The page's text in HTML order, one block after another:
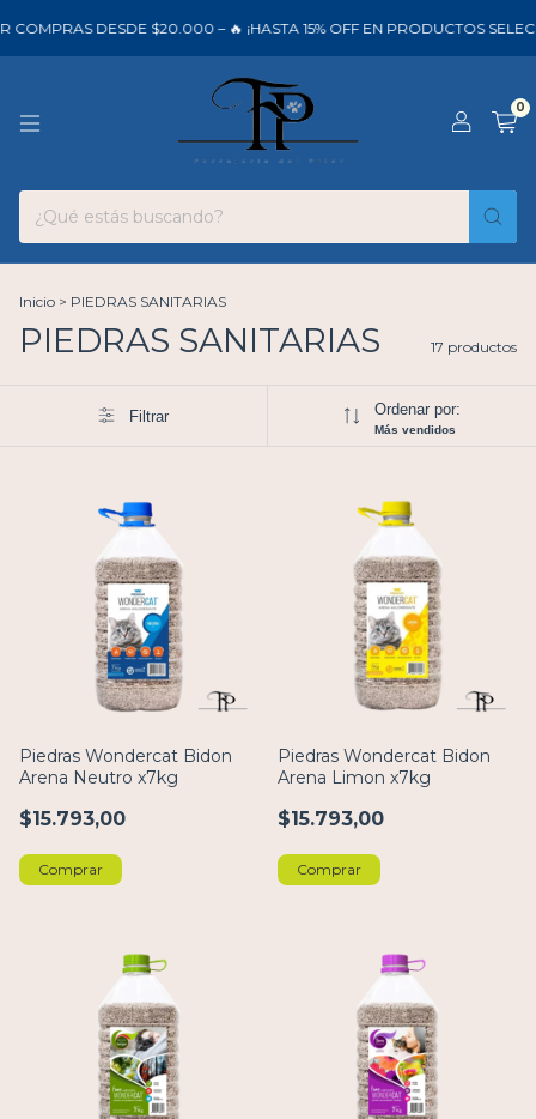
DESDE $20.000 – 🔥 ¡HASTA 15% OFF EN PRODUCTOS
0
Inicio > PIEDRAS SANITARIAS
PIEDRAS SANITARIAS 17 productos
Filtrar Ordenar por:
Más vendidos
Piedras Wondercat Bidon
Arena Neutro x7kg
$15.793,00
Comprar
Piedras Wondercat Bidon
Arena Limon x7kg
$15.793,00
Comprar